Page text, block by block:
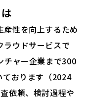
性を向上するため
ラウドサービスで
チャー企業まで300
おります（2024
依頼、検討過程や